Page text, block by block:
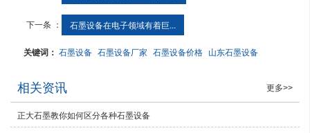
下一条 ： 石墨设备在电子领域有着巨...
关键词：石墨设备 石墨设备厂家 石墨设备价格 山东石墨设备
相关资讯 更多>>
正大石墨教你如何区分各种石墨设备